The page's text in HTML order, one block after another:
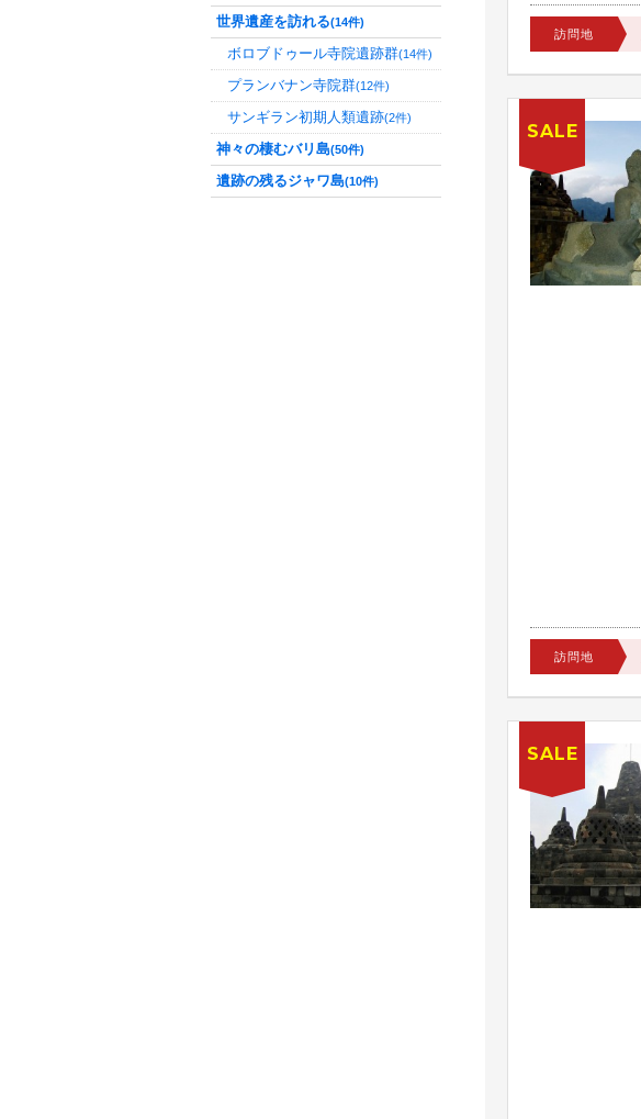
訪問地
訪問地
SALE
SALE
世界遺産を訪れる(14件)
ボロブドゥール寺院遺跡群(14件)
プランバナン寺院群(12件)
サンギラン初期人類遺跡(2件)
神々の棲むバリ島(50件)
遺跡の残るジャワ島(10件)